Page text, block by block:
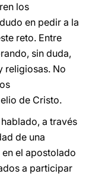
los
en pedir a la
reto. Entre
sin duda,
religiosas. No
de Cristo.
a través
de una
el apostolado
a participar